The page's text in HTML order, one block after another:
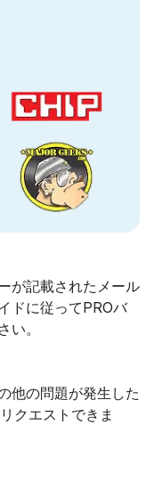
が記載されたメール
ドに従ってPROバ
い。
他の問題が発生した
クエストできま